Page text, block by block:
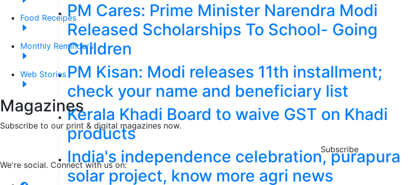
Food Receipes
Monthly Reminders
Web Stories
Magazines
Subscribe to our print & digital magazines now.
Subscribe
We're social. Connect with us on:
PM Cares: Prime Minister Narendra Modi
Released Scholarships To School- Going
Children
PM Kisan: Modi releases 11th installment;
check your name and beneficiary list
Kerala Khadi Board to waive GST on Khadi
products
India's independence celebration, purapura
solar project, know more agri news